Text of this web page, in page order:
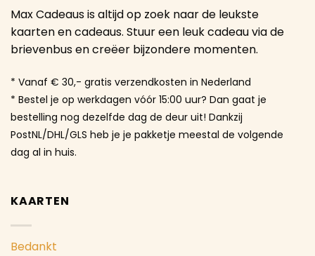
Max Cadeaus is altijd op zoek naar de leukste
kaarten en cadeaus. Stuur een leuk cadeau via de
brievenbus en creëer bijzondere momenten.
* Vanaf € 30,- gratis verzendkosten in Nederland
* Bestel je op werkdagen vóór 15:00 uur? Dan gaat je
bestelling nog dezelfde dag de deur uit! Dankzij
PostNL/DHL/GLS heb je je pakketje meestal de volgende
dag al in huis.
KAARTEN
Bedankt